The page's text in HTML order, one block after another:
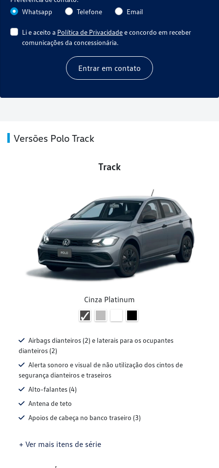
Whatsapp
Telefone Email
Li e aceito a Política de Privacidadee concordo em receber
comunicações da concessionária.
Entrar em contato
Versões Polo Track
Track
Cinza Platinum
Airbags dianteiros (2) e laterais para os ocupantes
dianteiros (2)
Alerta sonoro e visual de não utilização dos cintos de
segurança dianteiros e traseiros
Alto-falantes (4)
Antena de teto
Apoios de cabeça no banco traseiro (3)
+ Ver mais itens de série